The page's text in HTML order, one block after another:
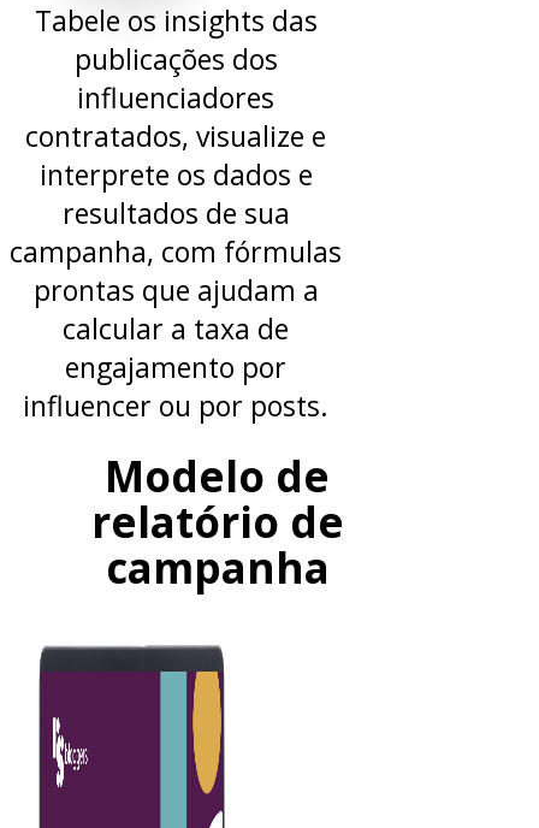
Tabele os insights das
publicações dos
influenciadores
contratados, visualize e
interprete os dados e
resultados de sua
campanha, com fórmulas
prontas que ajudam a
calcular a taxa de
engajamento por
influencer ou por posts.
Modelo de
relatório de
campanha